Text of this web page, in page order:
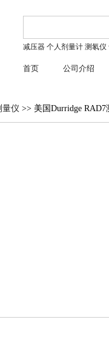
减压器 个人剂量计 测氡仪
首页 公司介绍
量仪 >> 美国Durridge RAD7